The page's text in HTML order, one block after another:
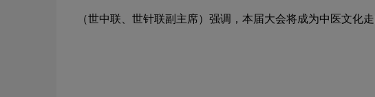
（世中联、世针联副主席）强调，本届大会将成为中医文化